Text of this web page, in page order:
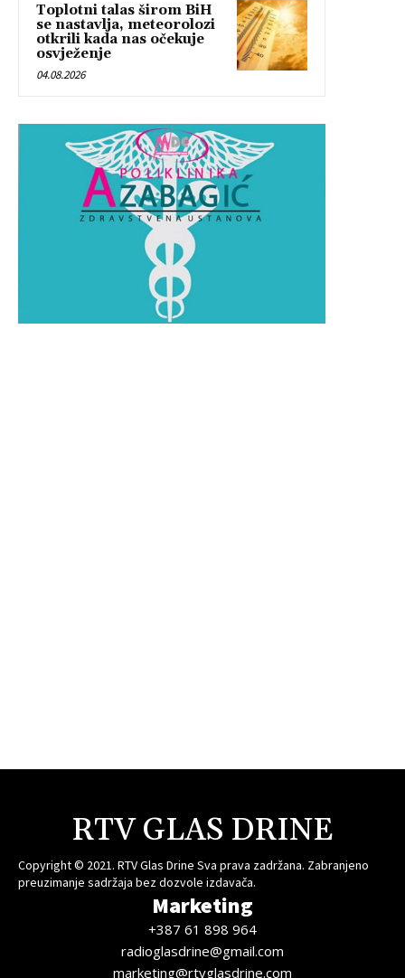
Toplotni talas širom BiH
se nastavlja, meteorolozi
otkrili kada nas očekuje
osvježenje
04.08.2026
RTV GLAS DRINE
Copyright © 2021. RTV Glas Drine Sva prava zadržana. Zabranjeno
preuzimanje sadržaja bez dozvole izdavača.
Marketing
+387 61 898 964
radioglasdrine@gmail.com
marketing@rtvglasdrine.com